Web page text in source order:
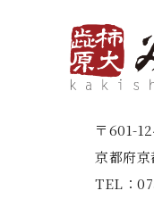
〒601-
京都府
TEL：